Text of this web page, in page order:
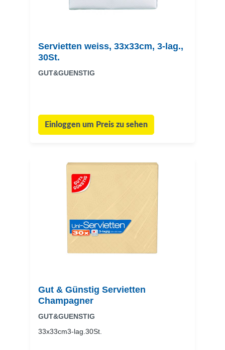
Servietten weiss, 33x33cm, 3-lag.,
30St.
GUT&GUENSTIG
Einloggen um Preis zu sehen
Gut & Günstig Servietten
Champagner
GUT&GUENSTIG
33x33cm3-lag.30St.